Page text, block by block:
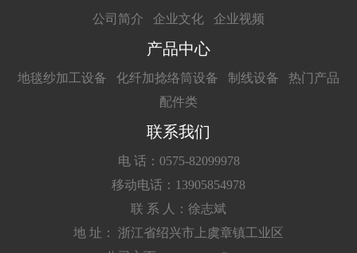
公司简介 企业文化 企业视频
产品中心
地毯纱加工设备 化纤加捻络筒设备 制线设备
热门产品
配件类
联系我们
电 话：0575-82099978
移动电话：13905854978
联 系 人：徐志斌
地 址： 浙江省绍兴市上虞章镇工业区